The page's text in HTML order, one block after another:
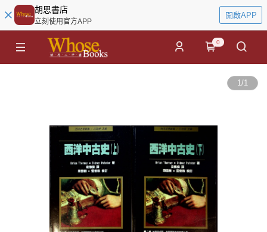
胡思書店
立刻使用官方APP
開啟APP
0
1/1